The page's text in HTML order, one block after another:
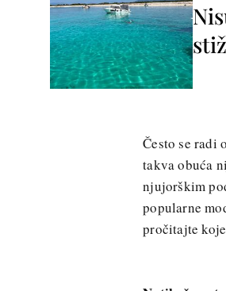
Često se radi
takva obuća
njujorškim
popularne
pročitajte